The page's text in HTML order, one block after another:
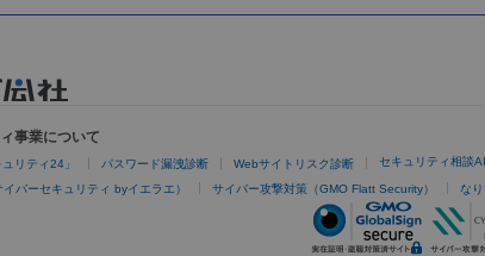
事業について
リティ24」 パスワード漏洩診断 Webサイトリスク診断 セキュリティ相談
バーセキュリティ byイエラエ） サイバー攻撃対策（GMO Flatt Security） な